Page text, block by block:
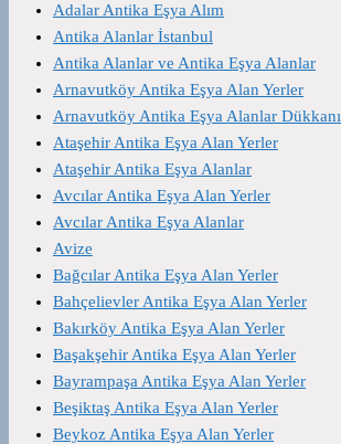
Adalar Antika Eşya Alım
Antika Alanlar İstanbul
Antika Alanlar ve Antika Eşya Alanlar
Arnavutköy Antika Eşya Alan Yerler
Arnavutköy Antika Eşya Alanlar Dükkanı
Ataşehir Antika Eşya Alan Yerler
Ataşehir Antika Eşya Alanlar
Avcılar Antika Eşya Alan Yerler
Avcılar Antika Eşya Alanlar
Avize
Bağcılar Antika Eşya Alan Yerler
Bahçelievler Antika Eşya Alan Yerler
Bakırköy Antika Eşya Alan Yerler
Başakşehir Antika Eşya Alan Yerler
Bayrampaşa Antika Eşya Alan Yerler
Beşiktaş Antika Eşya Alan Yerler
Beykoz Antika Eşya Alan Yerler